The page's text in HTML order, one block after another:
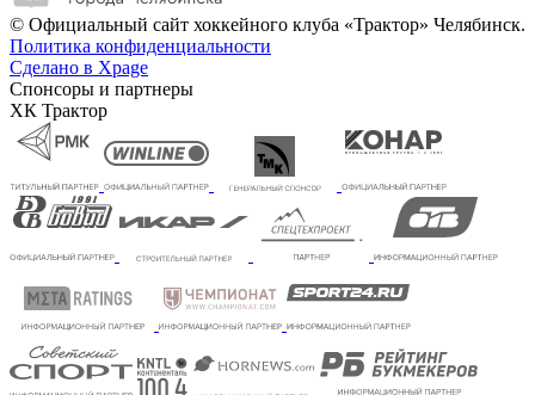
© Официальный сайт хоккейного клуба «Трактор» Челябинск.
Политика конфиденциальности
Сделано в Xpage
Спонсоры и партнеры
ХК Трактор